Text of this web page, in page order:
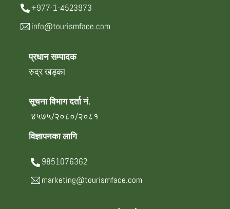
+977-1-4523973
info@tourismface.com
प्रधान सम्पादक
रुद्र खड्का
सूचना विभाग दर्ता नं.
४५७५/२०८०/२०८१
विज्ञापनका लागि
9851076362
marketing@tourismface.com